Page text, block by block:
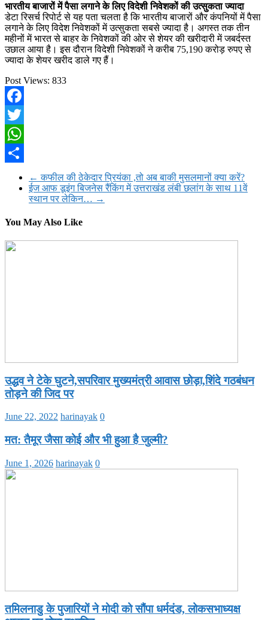
भारतीय बाजारों में पैसा लगाने के लिए विदेशी निवेशकों की उत्सुकता ज्यादा
डेटा रिसर्च रिपोर्ट से यह पता चलता है कि भारतीय बाजारों और कंपनियों में पैसा
लगाने के लिए विदेश निवेशकों में उत्सुकता सबसे ज्यादा है। अगस्त तक तीन
महीनों में भारत से बाहर के निवेशकों की ओर से शेयर की खरीदारी में जबर्दस्त
उछाल आया है। इस दौरान विदेशी निवेशकों ने करीब 75,190 करोड़ रुपए से
ज्यादा के शेयर खरीद डाले गए हैं।
Post Views: 833
Facebook
Twitter
WhatsApp
← कफील की ठेकेदार प्रियंका ,तो अब बाकी मुसलमानों क्या करें?
ईज आफ डूइंग बिजनेस रैंकिंग में उत्तराखंड लंबी छलांग के साथ 11वें
स्थान पर लेकिन… →
You May Also Like
उद्धव ने टेके घुटने,सपरिवार मुख्यमंत्री आवास छोड़ा,शिंदे गठबंधन
तोड़ने की जिद पर
June 22, 2022 harinayak 0
मत: तैमूर जैसा कोई और भी हुआ है जुल्मी?
June 1, 2026 harinayak 0
तमिलनाडु के पुजारियों ने मोदी को सौंपा धर्मदंड, लोकसभाध्यक्ष